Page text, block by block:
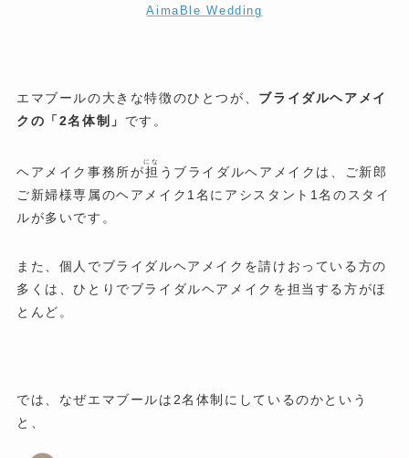
AimaBle Wedding
エマブールの大きな特徴のひとつが、 ブライダルヘアメイ
クの「2名体制」 です。
ヘアメイク事務所が担
にな
うブライダルヘアメイクは、ご新郎
ご新婦様専属のヘアメイク1名にアシスタント1名のスタイ
ルが多いです。
また、個人でブライダルヘアメイクを請けおっている方の
多くは、ひとりでブライダルヘアメイクを担当する方がほ
とんど。
では、なぜエマブールは2名体制にしているのかという
と、